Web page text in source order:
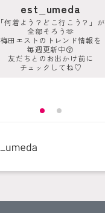
est_umeda
「何着よう？どこ行こう？」が
全部そろう🫶
梅田エストのトレンド情報を
毎週更新中😚
友だちとのお出かけ前に
チェックしてね♡